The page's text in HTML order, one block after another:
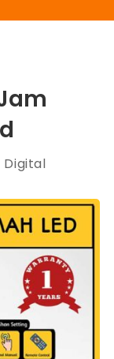
Digital